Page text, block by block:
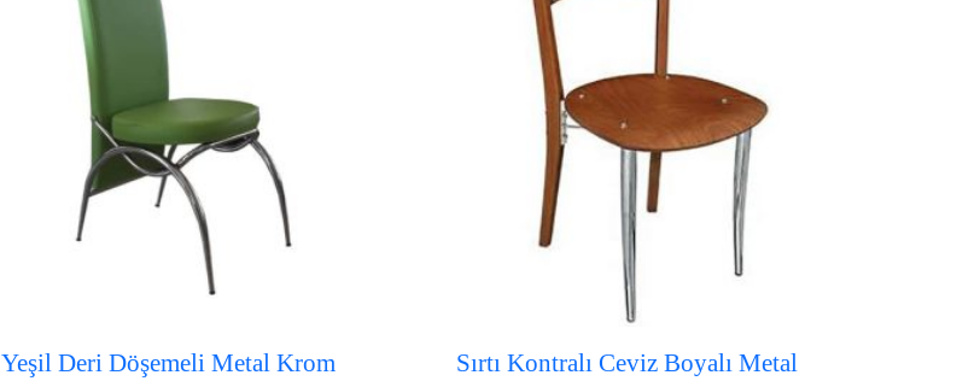
Yeşil Deri Döşemeli Metal Krom
Sırtı Kontralı Ceviz Boyalı Metal